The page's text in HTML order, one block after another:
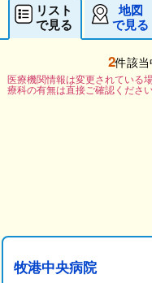
リスト
で見る
地図
で見る
2件該当
医療機関情報は変更されている
療科の有無は直接ご確認くださ
牧港中央病院